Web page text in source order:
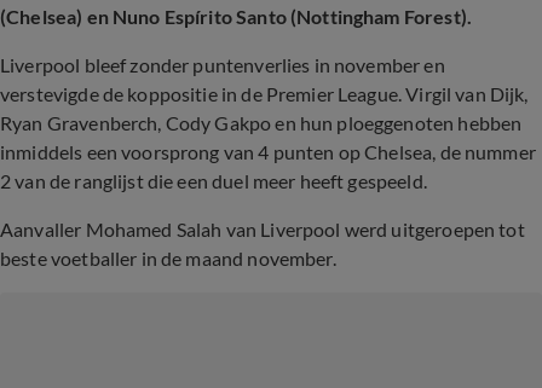
(Chelsea) en Nuno Espírito Santo (Nottingham Forest).
Liverpool bleef zonder puntenverlies in november en
verstevigde de koppositie in de Premier League. Virgil van Dijk,
Ryan Gravenberch, Cody Gakpo en hun ploeggenoten hebben
inmiddels een voorsprong van 4 punten op Chelsea, de nummer
2 van de ranglijst die een duel meer heeft gespeeld.
Aanvaller Mohamed Salah van Liverpool werd uitgeroepen tot
beste voetballer in de maand november.